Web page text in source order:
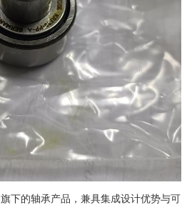
下的轴承产品，兼具集成设计优势与可